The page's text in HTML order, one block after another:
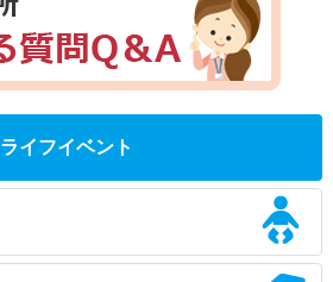
ライフイベント